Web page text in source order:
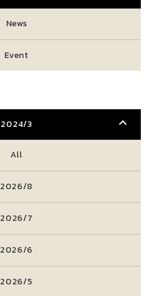
News
Event
2024/3
All
2026/8
2026/7
2026/6
2026/5